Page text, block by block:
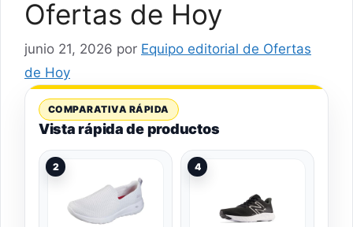
Ofertas de Hoy
junio 21, 2026 por Equipo editorial de Ofertas
de Hoy
COMPARATIVA RÁPIDA
Vista rápida de productos
2 4